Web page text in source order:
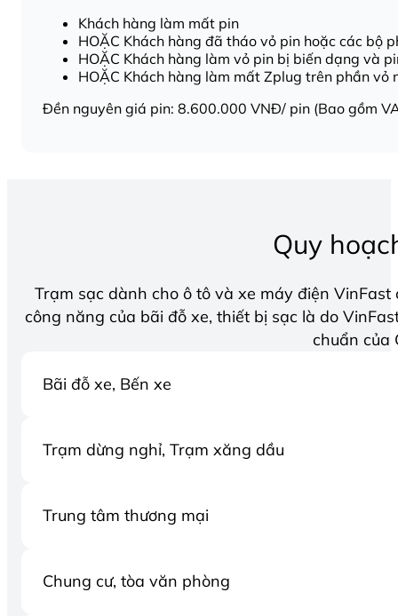
Khách hàng làm mất pin
HOẶC Khách hàng đã tháo vỏ pin hoặc các bộ
HOẶC Khách hàng làm vỏ pin bị biến dạng và
HOẶC Khách hàng làm mất Zplug trên phần vỏ
Đền nguyên giá pin: 8.600.000 VNĐ/ pin (Bao gồm
Quy
Trạm sạc dành cho ô tô và xe máy điện
công năng của bãi đỗ xe, thiết bị sạc là do
chuẩn của
Bãi đỗ xe, Bến xe
Trạm dừng nghỉ, Trạm xăng dầu
Trung tâm thương mại
Chung cư, tòa văn phòng